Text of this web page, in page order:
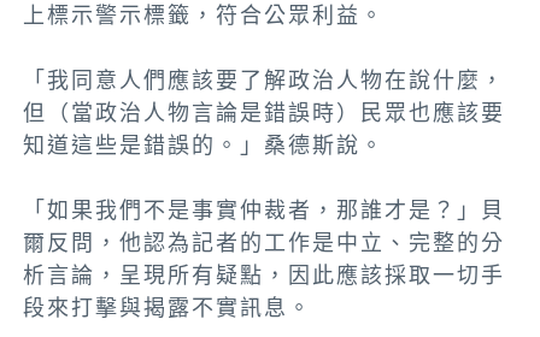
上標示警示標籤，符合公眾利益。
「我同意人們應該要了解政治人物在說什麼，
但（當政治人物言論是錯誤時）民眾也應該要
知道這些是錯誤的。」桑德斯說。
「如果我們不是事實仲裁者，那誰才是？」貝
爾反問，他認為記者的工作是中立、完整的分
析言論，呈現所有疑點，因此應該採取一切手
段來打擊與揭露不實訊息。